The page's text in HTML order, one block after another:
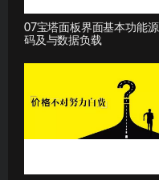
07宝塔面板界面基本功能源
码及与数据负载